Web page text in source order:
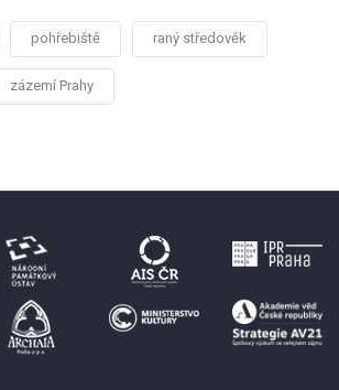
pohřebiště raný středověk
zázemí Prahy